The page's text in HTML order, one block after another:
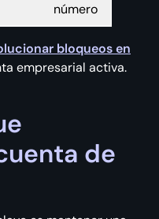
número
bloqueos en
empresarial activa.
de